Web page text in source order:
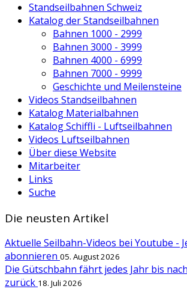
Standseilbahnen Schweiz
Katalog der Standseilbahnen
Bahnen 1000 - 2999
Bahnen 3000 - 3999
Bahnen 4000 - 6999
Bahnen 7000 - 9999
Geschichte und Meilensteine
Videos Standseilbahnen
Katalog Materialbahnen
Katalog Schiffli - Luftseilbahnen
Videos Luftseilbahnen
Über diese Website
Mitarbeiter
Links
Suche
Die neusten Artikel
Aktuelle Seilbahn-Videos bei Youtube -
abonnieren 05. August 2026
Die Gütschbahn fährt jedes Jahr bis
zurück 18. Juli 2026